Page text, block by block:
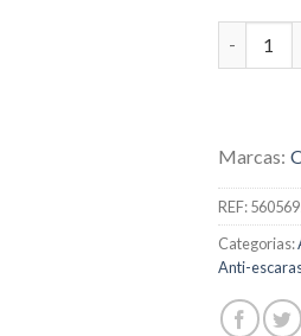
Marcas:
REF:
Categorias:
Anti-